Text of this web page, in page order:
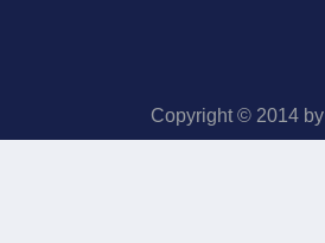
Copyright © 2014 by